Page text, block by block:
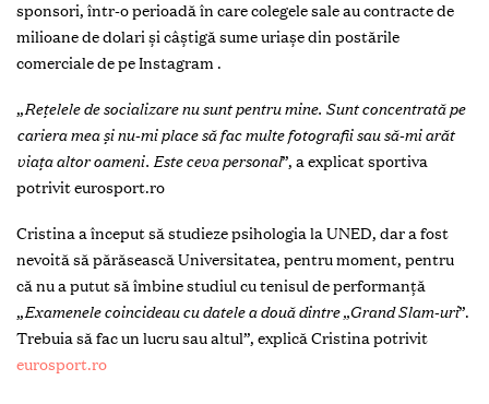
sponsori, într-o perioadă în care colegele sale au contracte de
milioane de dolari și câştigă sume uriaşe din postările
comerciale de pe Instagram .
„Rețelele de socializare nu sunt pentru mine. Sunt concentrată pe
cariera mea și nu-mi place să fac multe fotografii sau să-mi arăt
viața altor oameni. Este ceva personal”, a explicat sportiva
potrivit eurosport.ro
Cristina a început să studieze psihologia la UNED, dar a fost
nevoită să părăsească Universitatea, pentru moment, pentru
că nu a putut să îmbine studiul cu tenisul de performanţă
„Examenele coincideau cu datele a două dintre „Grand Slam-uri”.
Trebuia să fac un lucru sau altul”, explică Cristina potrivit
eurosport.ro